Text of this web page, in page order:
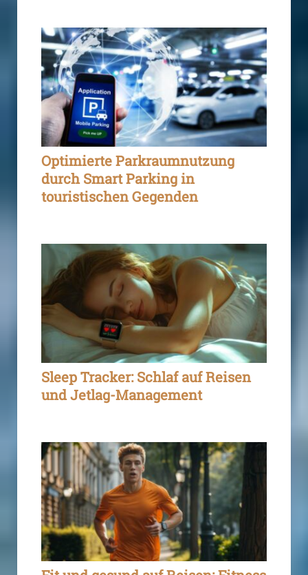
Optimierte Parkraumnutzung
durch Smart Parking in
touristischen Gegenden
Sleep Tracker: Schlaf auf Reisen
und Jetlag-Management